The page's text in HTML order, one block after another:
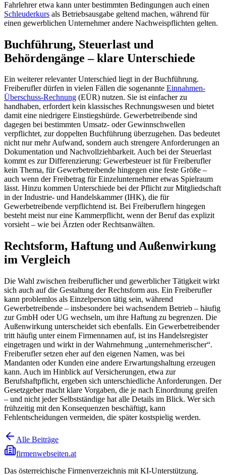
Fahrlehrer etwa kann unter bestimmten Bedingungen auch einen
Schleuderkurs als Betriebsausgabe geltend machen, während für
einen gewerblichen Unternehmer andere Nachweispflichten gelten.
Buchführung, Steuerlast und
Behördengänge – klare Unterschiede
Ein weiterer relevanter Unterschied liegt in der Buchführung.
Freiberufler dürfen in vielen Fällen die sogenannte Einnahmen-
Überschuss-Rechnung (EÜR) nutzen. Sie ist einfacher zu
handhaben, erfordert kein klassisches Rechnungswesen und bietet
damit eine niedrigere Einstiegshürde. Gewerbetreibende sind
dagegen bei bestimmten Umsatz- oder Gewinnschwellen
verpflichtet, zur doppelten Buchführung überzugehen. Das bedeutet
nicht nur mehr Aufwand, sondern auch strengere Anforderungen an
Dokumentation und Nachvollziehbarkeit. Auch bei der Steuerlast
kommt es zur Differenzierung: Gewerbesteuer ist für Freiberufler
kein Thema, für Gewerbetreibende hingegen eine feste Größe –
auch wenn der Freibetrag für Einzelunternehmer etwas Spielraum
lässt. Hinzu kommen Unterschiede bei der Pflicht zur Mitgliedschaft
in der Industrie- und Handelskammer (IHK), die für
Gewerbetreibende verpflichtend ist. Bei Freiberuflern hingegen
besteht meist nur eine Kammerpflicht, wenn der Beruf das explizit
vorsieht – wie bei Ärzten oder Rechtsanwälten.
Rechtsform, Haftung und Außenwirkung
im Vergleich
Die Wahl zwischen freiberuflicher und gewerblicher Tätigkeit wirkt
sich auch auf die Gestaltung der Rechtsform aus. Ein Freiberufler
kann problemlos als Einzelperson tätig sein, während
Gewerbetreibende – insbesondere bei wachsendem Betrieb – häufig
zur GmbH oder UG wechseln, um ihre Haftung zu begrenzen. Die
Außenwirkung unterscheidet sich ebenfalls. Ein Gewerbetreibender
tritt häufig unter einem Firmennamen auf, ist ins Handelsregister
eingetragen und wirkt in der Wahrnehmung „unternehmerischer“.
Freiberufler setzen eher auf den eigenen Namen, was bei
Mandanten oder Kunden eine andere Erwartungshaltung erzeugen
kann. Auch im Hinblick auf Versicherungen, etwa zur
Berufshaftpflicht, ergeben sich unterschiedliche Anforderungen. Der
Gesetzgeber macht klare Vorgaben, die je nach Einordnung greifen
– und nicht jeder Selbstständige hat alle Details im Blick. Wer sich
frühzeitig mit den Konsequenzen beschäftigt, kann
Fehlentscheidungen vermeiden, die später kostspielig werden.
Alle Beiträge
firmenwebseiten.at
Das österreichische Firmenverzeichnis mit KI-Unterstützung.